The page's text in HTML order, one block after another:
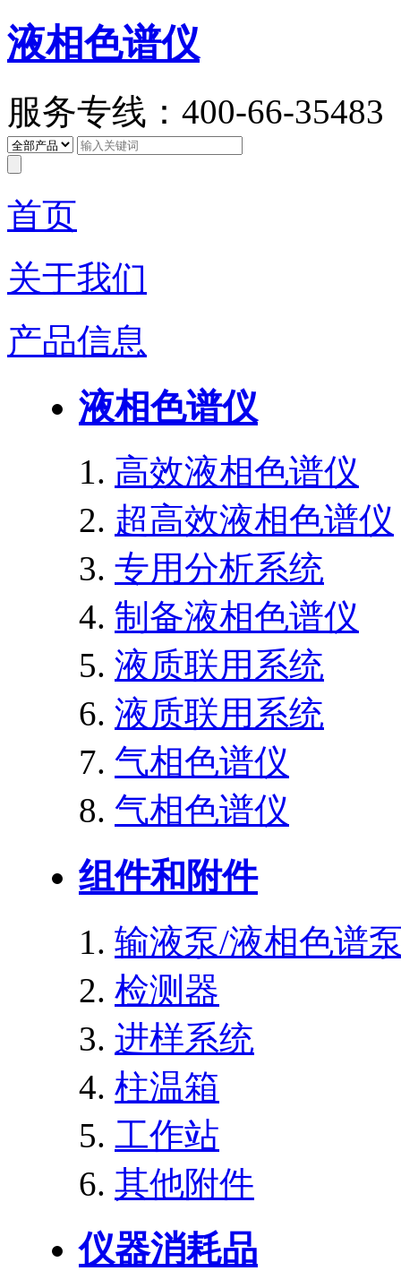
液相色谱仪
服务专线：400-66-35483
首页
关于我们
产品信息
液相色谱仪
高效液相色谱仪
超高效液相色谱仪
专用分析系统
制备液相色谱仪
液质联用系统
液质联用系统
气相色谱仪
气相色谱仪
组件和附件
输液泵/液相色谱
检测器
进样系统
柱温箱
工作站
其他附件
仪器消耗品